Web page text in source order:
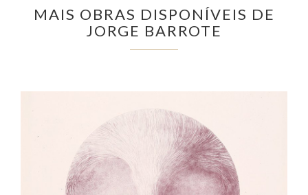
MAIS OBRAS DISPONÍVEIS DE
JORGE BARROTE